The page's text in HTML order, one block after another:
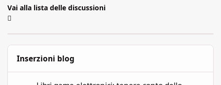
Vai alla lista delle discussioni
Inserzioni blog